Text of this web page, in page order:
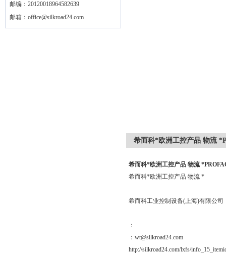
邮编：20120018964582639
邮箱： office@silkroad24.com
希而科*欧洲工控产品 物流
希而科*欧洲工控产品 物流
希而科*欧洲工控产品 物流 *
希而科工业控制设备(上海)有限公司
：
：wt@silkroad24.com
http://silkroad24.com/lxfs/